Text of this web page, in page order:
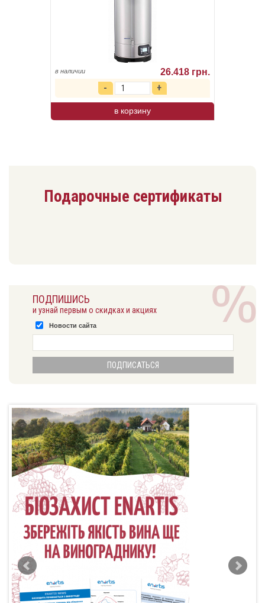
в наличии 26.418 грн.
в корзину
Подарочные сертификаты
ПОДПИШИСЬ
и узнай первым о скидках и акциях
Новости сайта